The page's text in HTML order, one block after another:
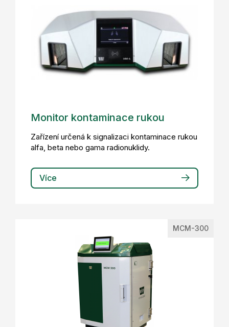
Monitor kontaminace rukou
Zařízení určená k signalizaci kontaminace rukou
alfa, beta nebo gama radionuklidy.
Více
MCM-300